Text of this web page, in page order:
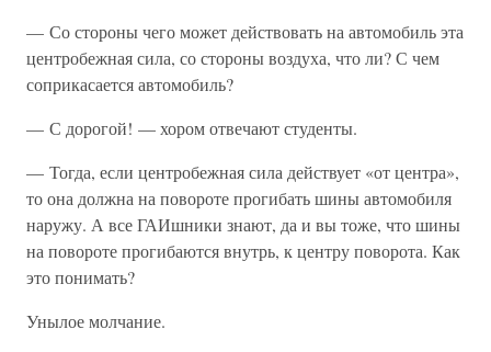
— Со стороны чего может действовать на автомобиль эта
центробежная сила, со стороны воздуха, что ли? С чем
соприкасается автомобиль?
— С дорогой! — хором отвечают студенты.
— Тогда, если центробежная сила действует «от центра»,
то она должна на повороте прогибать шины автомобиля
наружу. А все ГАИшники знают, да и вы тоже, что шины
на повороте прогибаются внутрь, к центру поворота. Как
это понимать?
Унылое молчание.